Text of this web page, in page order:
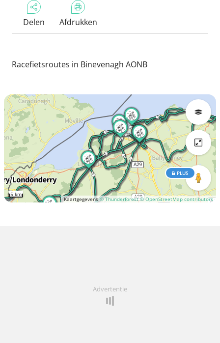
Delen Afdrukken
Racefietsroutes in Binevenagh AONB
Kaartgegevens© Thunderforest © OpenStreetMap contributors
PLUS
5 km
Advertentie